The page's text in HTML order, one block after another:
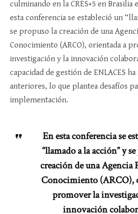
culminando en la CRES+5 en Brasilia
esta conferencia se estableció un
se propuso la creación de una
Conocimiento (ARCO), orientada a
investigación y la innovación
capacidad de gestión de ENLACES
anteriores, lo que plantea desafíos
implementación.
En esta conferencia se
“llamado a la acción” y
creación de una Agencia
Conocimiento (ARCO),
promover la
innovación